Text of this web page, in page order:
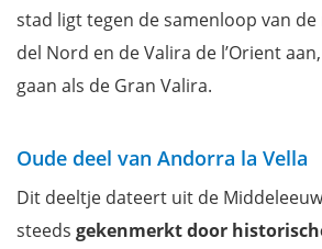
stad ligt tegen de samenloop van
del Nord en de Valira de l’Orient
gaan als de Gran Valira.
Oude deel van Andorra la Vella
Dit deeltje dateert uit de
steeds gekenmerkt door